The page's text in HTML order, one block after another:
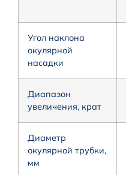
Угол наклона
окулярной
насадки
Диапазон
увеличения, крат
Диаметр
окулярной трубки,
мм